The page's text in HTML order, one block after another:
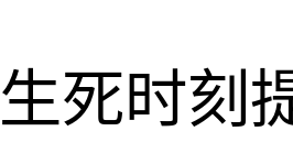
生死时刻